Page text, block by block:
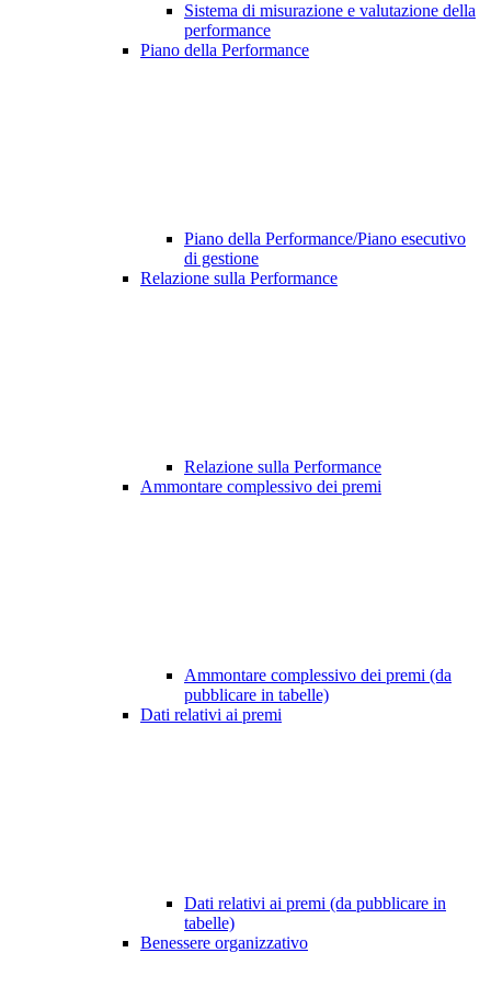
Sistema di misurazione e valutazione della
performance
Piano della Performance
Piano della Performance/Piano esecutivo
di gestione
Relazione sulla Performance
Relazione sulla Performance
Ammontare complessivo dei premi
Ammontare complessivo dei premi (da
pubblicare in tabelle)
Dati relativi ai premi
Dati relativi ai premi (da pubblicare in
tabelle)
Benessere organizzativo